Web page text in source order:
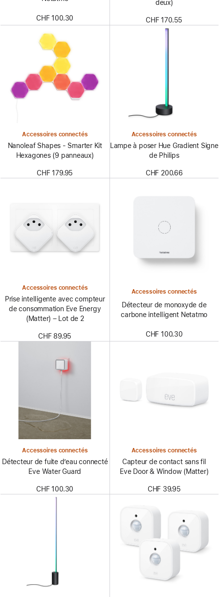
CHF 100.30
deux)
CHF 170.55
Accessoires connectés
Nanoleaf Shapes - Smarter Kit
Hexagones (9 panneaux)
CHF 179.95
Accessoires connectés
Lampe à poser Hue Gradient Signe
de Philips
CHF 200.66
Accessoires connectés
Prise intelligente avec compteur
de consommation Eve Energy
(Matter) – Lot de 2
CHF 89.95
Accessoires connectés
Détecteur de monoxyde de
carbone intelligent Netatmo
CHF 100.30
Accessoires connectés
Détecteur de fuite d’eau connecté
Eve Water Guard
CHF 100.30
Accessoires connectés
Capteur de contact sans fil
Eve Door & Window (Matter)
CHF 39.95